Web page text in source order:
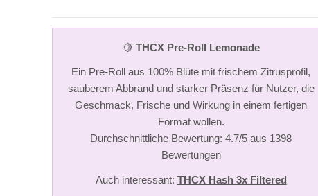
🍋 THCX Pre-Roll Lemonade
Ein Pre-Roll aus 100% Blüte mit frischem Zitrusprofil,
sauberem Abbrand und starker Präsenz für Nutzer, die
Geschmack, Frische und Wirkung in einem fertigen
Format wollen.
Durchschnittliche Bewertung: 4.7/5 aus 1398
Bewertungen
Auch interessant: THCX Hash 3x Filtered